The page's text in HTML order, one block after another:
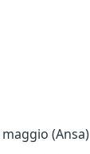
(Ansa)